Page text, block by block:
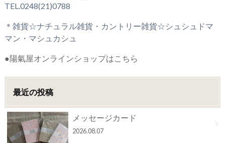
TEL.0248(21)0788
＊雑貨☆ナチュラル雑貨・カントリー雑貨☆シュシュドマ
マン・マシュカシュ
●陽氣屋オンラインショップはこちら
最近の投稿
メッセージカード
2026.08.07